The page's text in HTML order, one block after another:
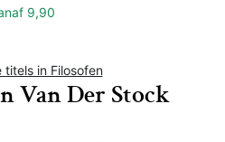
9,90
titels in Filosofen
Van Der Stock